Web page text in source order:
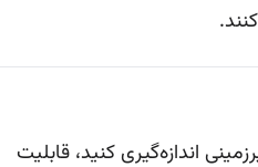
اندازه‌گیری کنید، قابلیت